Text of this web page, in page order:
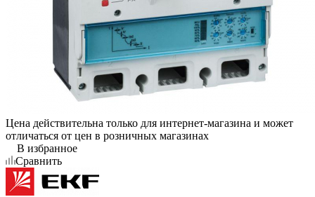
Цена действительна только для интернет-магазина и может
отличаться от цен в розничных магазинах
В избранное
Сравнить